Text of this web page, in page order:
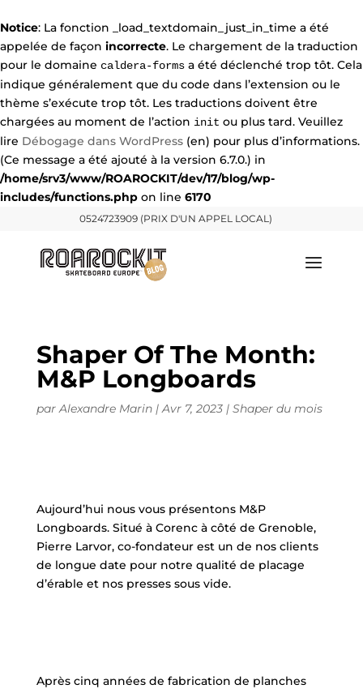
Notice: La fonction _load_textdomain_just_in_time a été
appelée de façon incorrecte. Le chargement de la traduction
pour le domaine caldera-forms a été déclenché trop tôt. Cela
indique généralement que du code dans l’extension ou le
thème s’exécute trop tôt. Les traductions doivent être
chargées au moment de l’action init ou plus tard. Veuillez
lire Débogage dans WordPress (en) pour plus d’informations.
(Ce message a été ajouté à la version 6.7.0.) in
/home/srv3/www/ROAROCKIT/dev/17/blog/wp-
includes/functions.php on line 6170
0524723909 (PRIX D'UN APPEL LOCAL)
Shaper Of The Month:
M&P Longboards
parAlexandre Marin|Avr 7, 2023| Shaper du mois
Aujourd’hui nous vous présentons M&P
Longboards. Situé à Corenc à côté de Grenoble,
Pierre Larvor, co-fondateur est un de nos clients
de longue date pour notre qualité de placage
d’érable et nos presses sous vide.
Après cinq années de fabrication de planches